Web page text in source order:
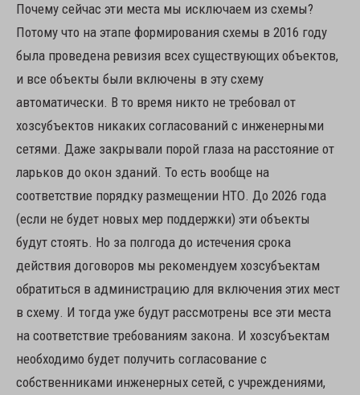
Почему сейчас эти места мы исключаем из схемы?
Потому что на этапе формирования схемы в 2016 году
была проведена ревизия всех существующих объектов,
и все объекты были включены в эту схему
автоматически. В то время никто не требовал от
хозсубъектов никаких согласований с инженерными
сетями. Даже закрывали порой глаза на расстояние от
ларьков до окон зданий. То есть вообще на
соответствие порядку размещении НТО. До 2026 года
(если не будет новых мер поддержки) эти объекты
будут стоять. Но за полгода до истечения срока
действия договоров мы рекомендуем хозсубъектам
обратиться в администрацию для включения этих мест
в схему. И тогда уже будут рассмотрены все эти места
на соответствие требованиям закона. И хозсубъектам
необходимо будет получить согласование с
собственниками инженерных сетей, с учреждениями,